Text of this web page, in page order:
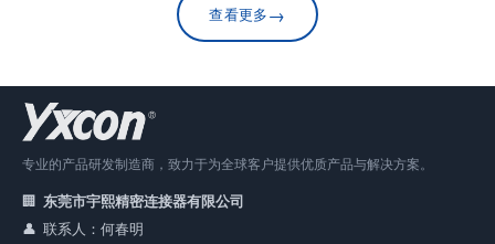
查看更多→
专业的产品研发制造商，致力于为全球客户提供优质产品与解决方案。
东莞市宇熙精密连接器有限公司
联系人：何春明